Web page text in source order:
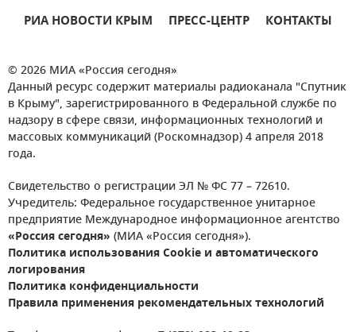
РИА НОВОСТИ КРЫМ ПРЕСС-ЦЕНТР КОНТАКТЫ
© 2026 МИА «Россия сегодня»
Данный ресурс содержит материалы радиоканала "Спутник
в Крыму", зарегистрированного в Федеральной службе по
надзору в сфере связи, информационных технологий и
массовых коммуникаций (Роскомнадзор) 4 апреля 2018
года.
Свидетельство о регистрации ЭЛ № ФС 77 – 72610.
Учредитель: Федеральное государственное унитарное
предприятие Международное информационное агентство
«Россия сегодня» (МИА «Россия сегодня»).
Политика использования Cookie и автоматического
логирования
Политика конфиденциальности
Правила применения рекомендательных технологий